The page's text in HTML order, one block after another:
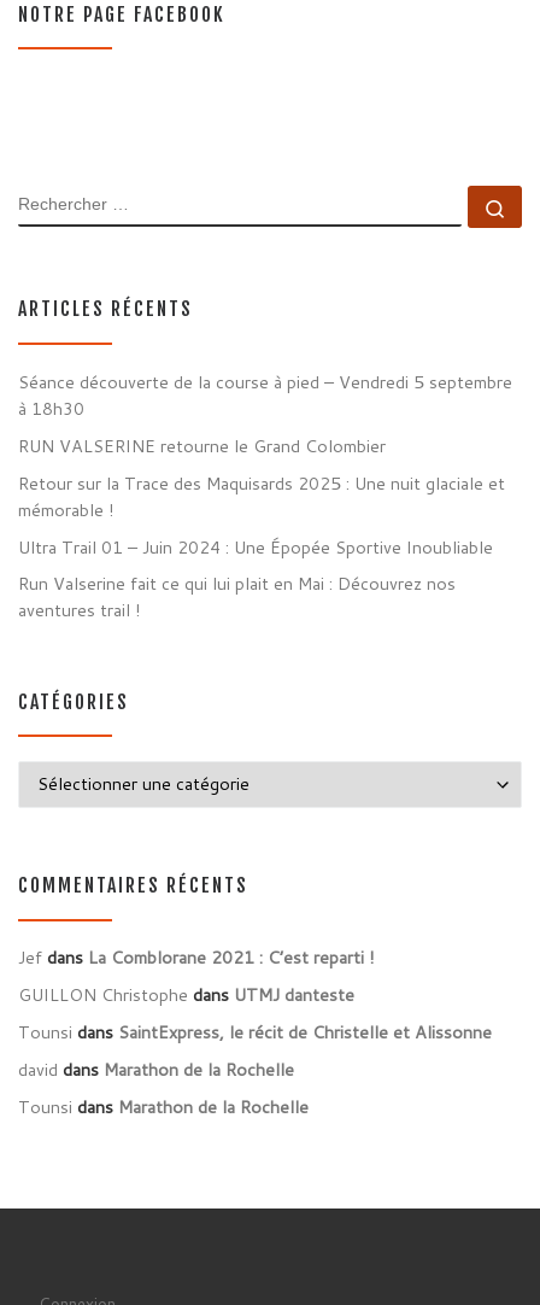
NOTRE PAGE FACEBOOK
RECHERCHER
ARTICLES RÉCENTS
Séance découverte de la course à pied – Vendredi 5 septembre
à 18h30
RUN VALSERINE retourne le Grand Colombier
Retour sur la Trace des Maquisards 2025 : Une nuit glaciale et
mémorable !
Ultra Trail 01 – Juin 2024 : Une Épopée Sportive Inoubliable
Run Valserine fait ce qui lui plait en Mai : Découvrez nos
aventures trail !
CATÉGORIES
COMMENTAIRES RÉCENTS
Jef dans La Comblorane 2021 : C’est reparti !
GUILLON Christophe dans UTMJ danteste
Tounsi dans SaintExpress, le récit de Christelle et Alissonne
david dans Marathon de la Rochelle
Tounsi dans Marathon de la Rochelle